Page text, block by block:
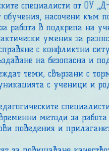
специалисти от ОУ
обучения, насочени към
работа в подкрепа на
умения за
с конфликтни
на безопасна и
теми, свързани с
с ученици и
методи за
поведения и